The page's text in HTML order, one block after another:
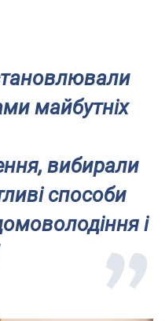
майбутніх
вибирали
способи
і